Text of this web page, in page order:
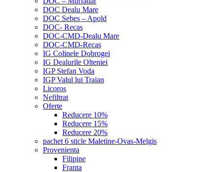
DOC Dealu Mare
DOC Sebes – Apold
DOC- Recas
DOC-CMD-Dealu Mare
DOC-CMD-Recas
IG Colinele Dobrogei
IG Dealurile Olteniei
IGP Stefan Voda
IGP Valul lui Traian
Licoros
Nefiltrat
Oferte
Reducere 10%
Reducere 15%
Reducere 20%
pachet 6 sticle Maletine-Ovas-Melgis
Provenienta
Filipine
Franta